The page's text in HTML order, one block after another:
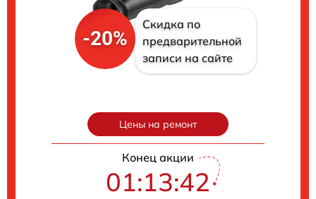
-20%
Скидка по
предварительной
записи на сайте
Цены на ремонт
Конец акции
01:13:42